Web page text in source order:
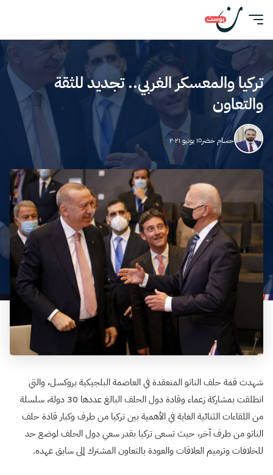
تركيا والمعسكر الغربي.. تجديد للثقة
والتعاون
حسام خضر١٥ يونيو ٢٠٢١
شهدت قمة حلف الناتو المنعقدة في العاصمة البلجيكية بروكسل، والتي
انطلقت بمشاركة زعماء وقادة دول الحلف البالغ عددها 30 دولة، سلسلة
من اللقاءات الثنائية الغاية في الأهمية بين تركيا من طرف وكبار قادة حلف
الناتو من طرف آخر، حيث تسعى تركيا بقدر سعي دول الحلف لوضع حد
للخلافات وترميم العلاقات والعودة بالتعاون المشترك إلى سابق عهده.